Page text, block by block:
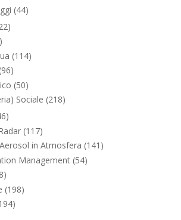
(44)
(114)
(96)
(50)
Sociale (218)
(117)
in Atmosfera (141)
Management (54)
(198)